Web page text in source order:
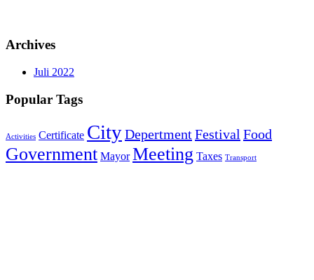
Archives
Juli 2022
Popular Tags
Activities Certificate CityDepertmentFestival Food
Government Mayor Meeting Taxes Transport